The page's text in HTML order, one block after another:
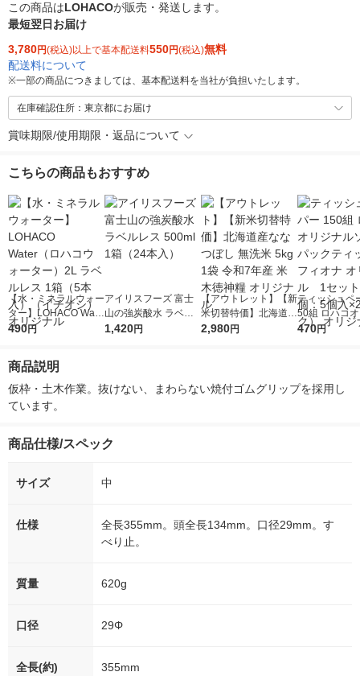
この商品はLOHACOが販売・発送します。
最短翌日お届け
3,780円(税込)以上で基本配送料550円(税込)無料
配送料について
※一部の商品につきましては、基本配送料を当社が負担いたします。
在庫確認住所：東京都にお届け
賞味期限/使用期限・返品について
こちらの商品もおすすめ
【水・ミネラルウォー
ター】LOHACO Wate
r（ロハコウォータ
シ） オリジナル
490円
アイリスフーズ 富士
山の強炭酸水 ラベル
レス 500ml 1箱（24
1,420円
【アウトレット】【新
米切替特価】北海道産
ななつぼし 無洗米 5k
2,980円
ティッシュペ
50組 ロハコ
ルソフトパッ
オリジナル
470円
商品説明
仮枠・土木作業。抜けない、まわらない焼付ゴムグリップを採用し
ています。
商品仕様/スペック
サイズ 中
仕様
全長355mm。頭全長134mm。口径29mm。す
べり止。
質量 620g
口径 29Φ
全長(約) 355mm